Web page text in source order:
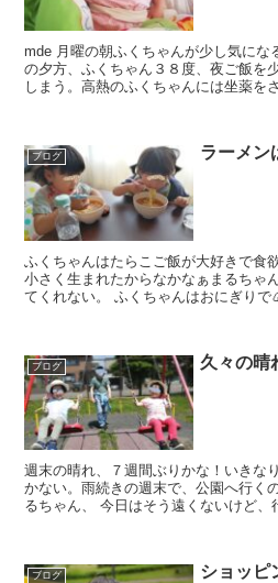
mde 月曜の朝ふくちゃんが少し気になる程度に咳をしていた。月曜
の夕方、ふくちゃん３８度、夜ご飯を
しまう。高熱のふくちゃんには坐薬を
ブログ ラーメン
ふくちゃんはたらこご飯が大好きで食
小さく生まれたからなかなぁまるちゃ
てくれない。 ふくちゃんはおにぎりで🍙いいのに、まるちゃんの要
ブログ 久々の晴
週末の晴れ、７週間ぶりかな！いきな
かない。雨続きの週末で、公園へ行く
るちゃん、 今日はそう遠くないけど、行った事ない公園へ行ってみ
ブログ ショッピ